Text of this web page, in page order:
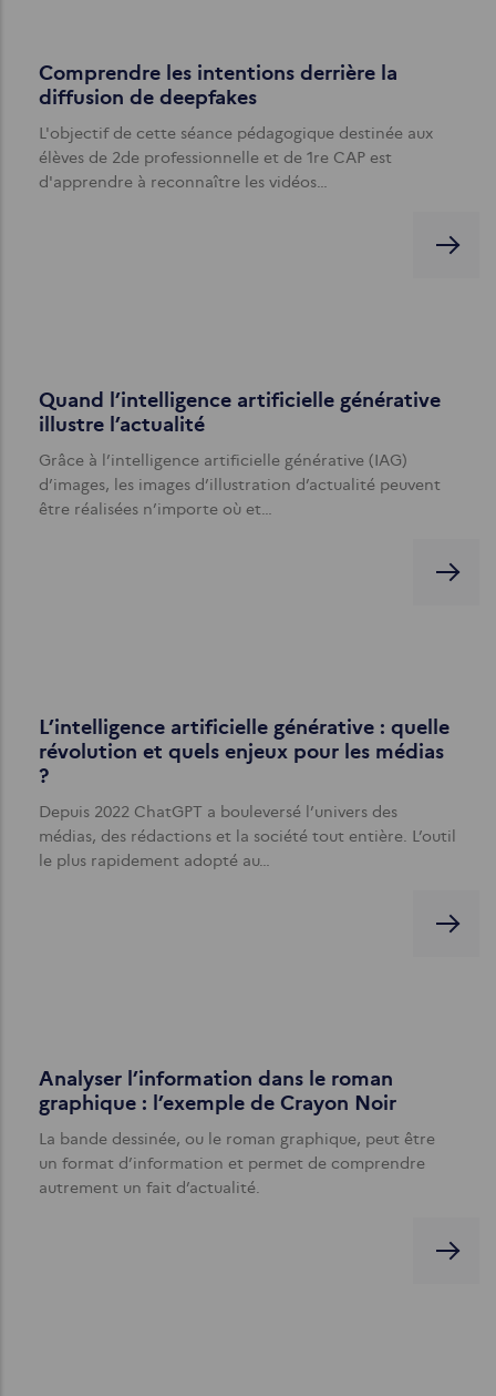
Comprendre les intentions derrière la
diffusion de deepfakes
L'objectif de cette séance pédagogique destinée aux
élèves de 2de professionnelle et de 1re CAP est
d'apprendre à reconnaître les vidéos…
Quand l’intelligence artificielle générative
illustre l’actualité
Grâce à l’intelligence artificielle générative (IAG)
d’images, les images d’illustration d’actualité peuvent
être réalisées n’importe où et…
L’intelligence artificielle générative : quelle
révolution et quels enjeux pour les médias
?
Depuis 2022 ChatGPT a bouleversé l’univers des
médias, des rédactions et la société tout entière. L’outil
le plus rapidement adopté au…
Analyser l’information dans le roman
graphique : l’exemple de Crayon Noir
La bande dessinée, ou le roman graphique, peut être
un format d’information et permet de comprendre
autrement un fait d’actualité.